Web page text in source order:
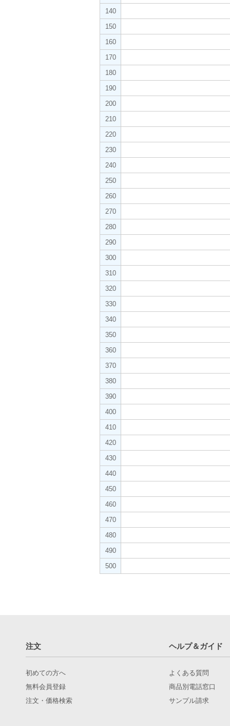
140
150
160
170
180
190
200
210
220
230
240
250
260
270
280
290
300
310
320
330
340
350
360
370
380
390
400
410
420
430
440
450
460
470
480
490
500
注文 ヘルプ＆ガイド
初めての方へ
無料会員登録
注文・価格検索
よくある質問
商品別電話窓口
サンプル請求